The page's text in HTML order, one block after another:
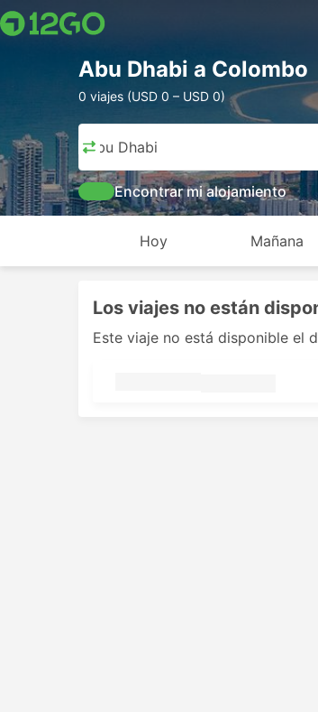
Abu Dhabi a Colombo
0 viajes (USD 0 – USD 0)
Abu Dhabi
Encontrar mi alojamiento
Hoy Mañana
Los viajes no están
Este viaje no está disponible el